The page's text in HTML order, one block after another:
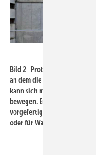
Bild 2 Prototyp eines
an dem die TU München
kann sich mithilfe von acht
bewegen. Er eignet sich zum
vorgefertigten Fassaden in
oder für Wartungsarbeiten